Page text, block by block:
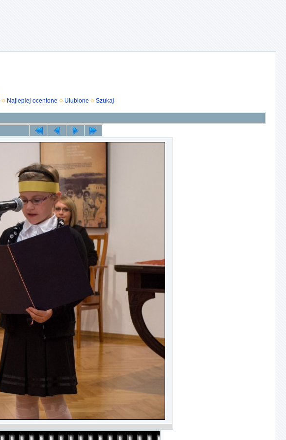
Najlepiej ocenione Ulubione Szukaj